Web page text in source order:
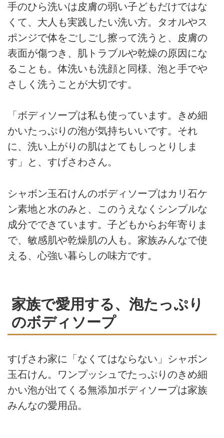
手のひら洗いは皮膚の弱い子どもだけではな
くて、大人も実践したい洗い方。タオルやス
ポンジで体をごしごし擦って洗うと、皮膚の
表面が傷つき、肌トラブルや乾燥の原因にな
ることも。体洗いも洗顔と同様、泡と手でや
さしく洗うことが大切です。
「ボディソープは私も使っています。きめ細
かいたっぷりの泡が気持ちいいです。それ
に、洗い上がりの肌はとてもしっとりしま
す」と、すげさわさん。
シャボン玉石けんのボディソープはカリ石ケ
ン素地と水のみと、このうえなくシンプルな
成分でできています。子どもからお年寄りま
で、敏感肌や乾燥肌の人も。家族みんなで使
える、心強い暮らしの味方です。
家族で愛用する、泡たっぷり
のボディソープ
すげさわ家に「なくてはならない」シャボン
玉石けん。ワンプッシュでたっぷりのきめ細
かい泡が出てくる無添加ボディソープは家族
みんなの愛用品。